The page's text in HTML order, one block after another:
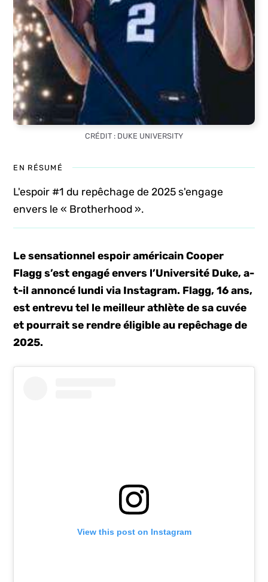
CRÉDIT : DUKE UNIVERSITY
EN RÉSUMÉ
L'espoir #1 du repêchage de 2025 s'engage
envers le « Brotherhood ».
Le sensationnel espoir américain Cooper
Flagg s’est engagé envers l’Université Duke, a-
t-il annoncé lundi via Instagram. Flagg, 16 ans,
est entrevu tel le meilleur athlète de sa cuvée
et pourrait se rendre éligible au repêchage de
2025.
View this post on Instagram